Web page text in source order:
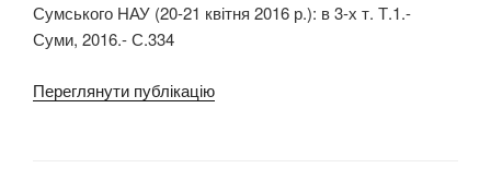
Сумського НАУ (20-21 квітня 2016 р.): в 3-х т. Т.1.-
Суми, 2016.- С.334
Переглянути публікацію